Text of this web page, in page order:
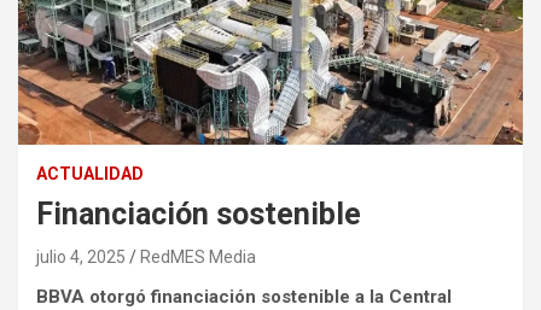
ACTUALIDAD
Financiación sostenible
julio 4, 2025 RedMES Media
BBVA otorgó financiación sostenible a la Central